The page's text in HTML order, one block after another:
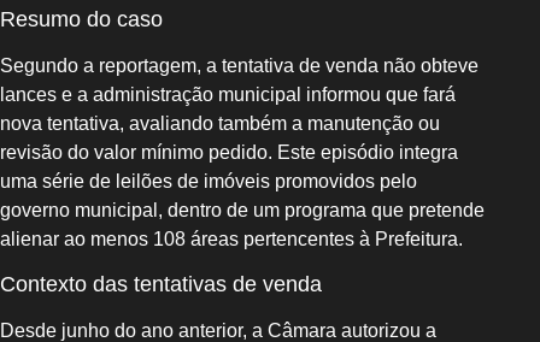
Resumo do caso
Segundo a reportagem, a tentativa de venda não obteve
lances e a administração municipal informou que fará
nova tentativa, avaliando também a manutenção ou
revisão do valor mínimo pedido. Este episódio integra
uma série de leilões de imóveis promovidos pelo
governo municipal, dentro de um programa que pretende
alienar ao menos 108 áreas pertencentes à Prefeitura.
Contexto das tentativas de venda
Desde junho do ano anterior, a Câmara autorizou a